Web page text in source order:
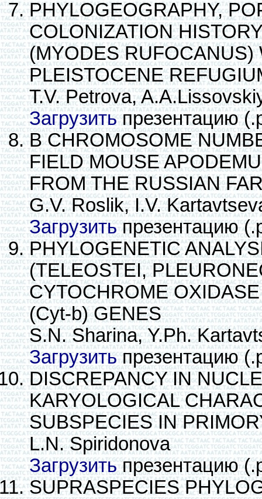
PHYLOGEOGRAPHY,
COLONIZATION
(MYODES
PLEISTOCENE
T.V. Petrova,
Загрузитьпрезентацию
B CHROMOSOME
FIELD MOUSE
FROM THE RUSSIAN
G.V. Roslik, I.V.
Загрузитьпрезентацию
PHYLOGENETIC
(TELEOSTEI,
CYTOCHROME
(Cyt-b) GENES
S.N. Sharina, Y.Ph.
Загрузитьпрезентацию
DISCREPANCY IN
KARYOLOGICAL
SUBSPECIES IN
L.N. Spiridonova
Загрузитьпрезентацию
SUPRASPECIES